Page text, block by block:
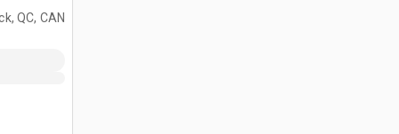
QC, CAN